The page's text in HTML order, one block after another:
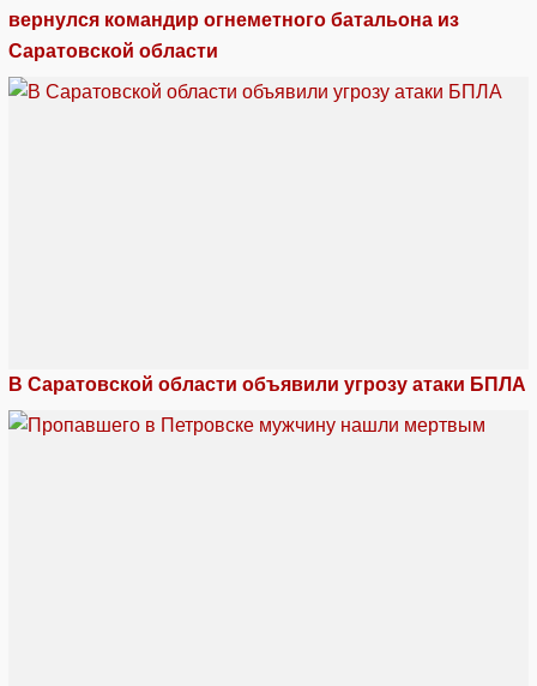
вернулся командир огнеметного батальона из
Саратовской области
В Саратовской области объявили угрозу атаки БПЛА